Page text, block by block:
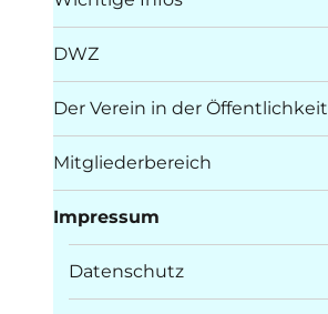
DWZ
Der Verein in der Öffentlichkeit
Mitgliederbereich
Impressum
Datenschutz